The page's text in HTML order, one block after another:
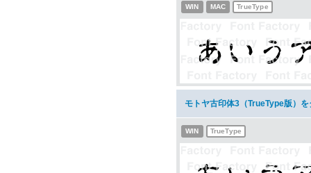
WIN MAC TrueType
モトヤ古印体3（TrueType版）
WIN TrueType